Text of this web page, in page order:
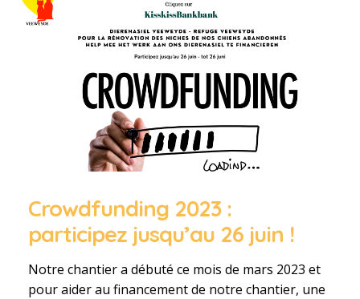
Crowdfunding 2023 :
participez jusqu’au 26 juin !
Notre chantier a débuté ce mois de mars 2023 et
pour aider au financement de notre chantier, une